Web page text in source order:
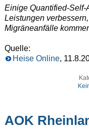
Einige Quantified-
Leistungen
Migräneanfälle
Quelle:
Heise Online,
AOK